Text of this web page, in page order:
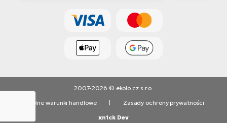
2007-2026 © ekolo.cz s.r.o.
Ogólne warunki handlowe
Zasady ochrony prywatności
xn1ck Dev